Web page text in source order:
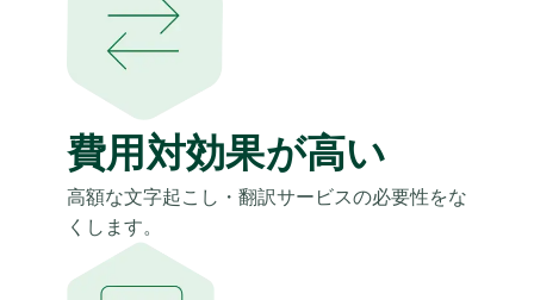
費用対効果が高い
高額な文字起こし・翻訳サービスの必要性をな
くします。